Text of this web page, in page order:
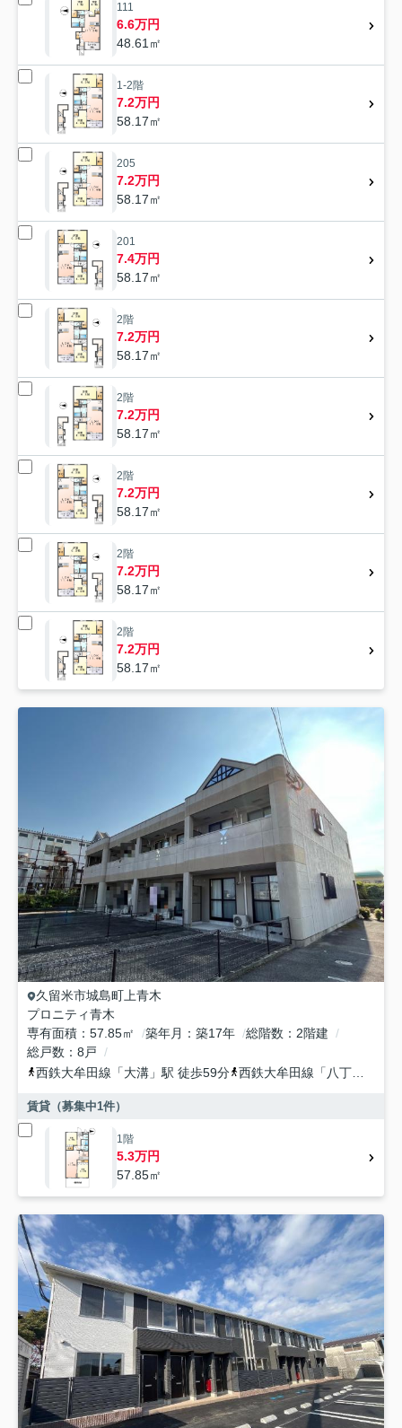
111
6.6万円
48.61㎡
1-2階
7.2万円
58.17㎡
205
7.2万円
58.17㎡
201
7.4万円
58.17㎡
2階
7.2万円
58.17㎡
2階
7.2万円
58.17㎡
2階
7.2万円
58.17㎡
2階
7.2万円
58.17㎡
2階
7.2万円
58.17㎡
久留米市城島町上青木
プロニティ青木
専有面積
57.85㎡ 築年月 築17年 総階数
2階建
総戸数
8戸
西鉄大牟田線 「大溝 」駅 徒歩59分 西鉄大牟田線 「 八丁牟田
賃貸（募集中1件）
1階
5.3万円
57.85㎡